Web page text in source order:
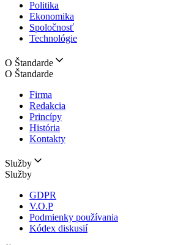
Politika
Ekonomika
Spoločnosť
Technológie
O Štandarde
O Štandarde
Firma
Redakcia
Princípy
História
Kontakty
Služby
Služby
GDPR
V.O.P
Podmienky používania
Kódex diskusií